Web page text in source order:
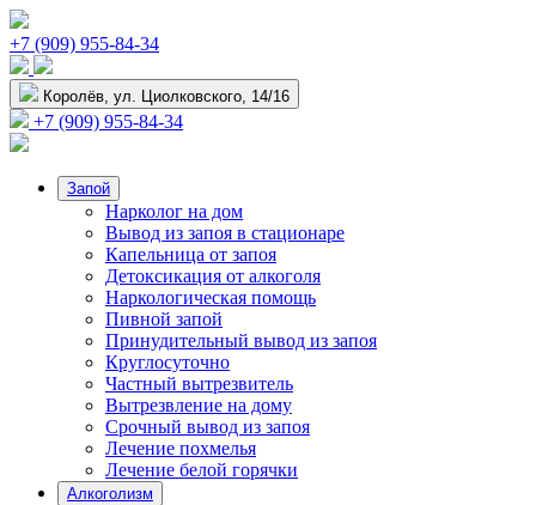
+7 (909) 955-84-34
Королёв, ул. Циолковского, 14/16
+7 (909) 955-84-34
Запой
Нарколог на дом
Вывод из запоя в стационаре
Капельница от запоя
Детоксикация от алкоголя
Наркологическая помощь
Пивной запой
Принудительный вывод из запоя
Круглосуточно
Частный вытрезвитель
Вытрезвление на дому
Срочный вывод из запоя
Лечение похмелья
Лечение белой горячки
Алкоголизм